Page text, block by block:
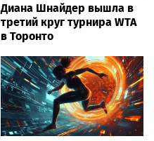
Диана Шнайдер вышла в
третий круг турнира WTA
в Торонто